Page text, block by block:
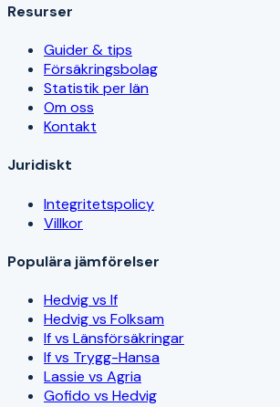
Resurser
Guider & tips
Försäkringsbolag
Statistik per län
Om oss
Kontakt
Juridiskt
Integritetspolicy
Villkor
Populära jämförelser
Hedvig vs If
Hedvig vs Folksam
If vs Länsförsäkringar
If vs Trygg-Hansa
Lassie vs Agria
Gofido vs Hedvig